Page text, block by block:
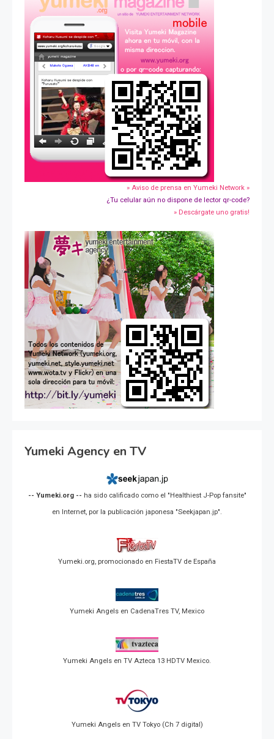
» Aviso de prensa en Yumeki Network »
¿Tu celular aún no dispone de lector qr-code?
» Descárgate uno gratis!
Yumeki Agency en TV
-- Yumeki.org -- ha sido calificado como el "Healthiest J-Pop fansite"
en Internet, por la publicación japonesa "Seekjapan.jp".
Yumeki.org, promocionado en FiestaTV de España
Yumeki Angels en CadenaTres TV, Mexico
Yumeki Angels en TV Azteca 13 HDTV Mexico.
Yumeki Angels en TV Tokyo (Ch 7 digital)